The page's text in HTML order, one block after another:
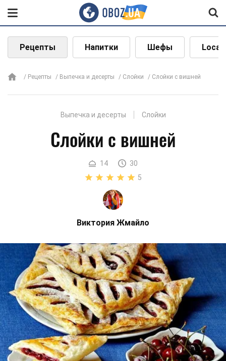
Рецепты Напитки Шефы Local
Рецепты Выпечка и десерты Слойки Слойки с вишней
Выпечка и десерты Слойки
Слойки с вишней
14
30
5
Виктория Жмайло